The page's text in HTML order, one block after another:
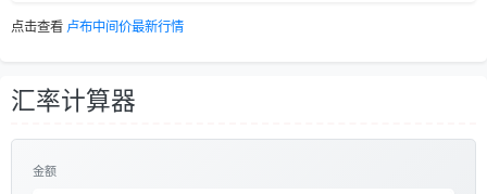
点击查看 卢布中间价最新行情
汇率计算器
金额